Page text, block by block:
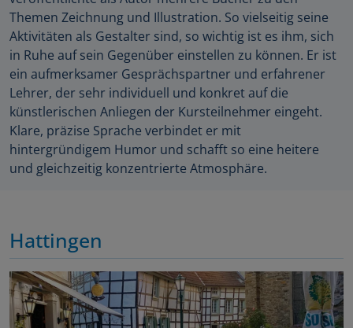
Themen Zeichnung und Illustration. So vielseitig seine
Aktivitäten als Gestalter sind, so wichtig ist es ihm, sich
in Ruhe auf sein Gegenüber einstellen zu können. Er ist
ein aufmerksamer Gesprächspartner und erfahrener
Lehrer, der sehr individuell und konkret auf die
künstlerischen Anliegen der Kursteilnehmer eingeht.
Klare, präzise Sprache verbindet er mit
hintergründigem Humor und schafft so eine heitere
und gleichzeitig konzentrierte Atmosphäre.
Hattingen